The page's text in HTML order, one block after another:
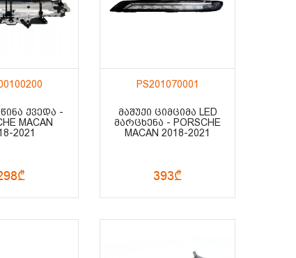
ᲥᲕᲔᲓᲐ -
MACAN
2021
PS201070001
ᲛᲐᲨᲣᲥᲘ ᲪᲘᲛᲪᲘᲛᲐ LED
ᲛᲐᲠᲪᲮᲔᲜᲐ - PORSCHE
MACAN 2018-2021
393₾